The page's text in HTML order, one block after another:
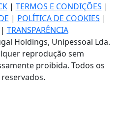
| TERMOS E CONDIÇÕES |
| POLÍTICA DE COOKIES |
| TRANSPARÊNCIA
Holdings, Unipessoal Lda.
reprodução sem
proibida. Todos os